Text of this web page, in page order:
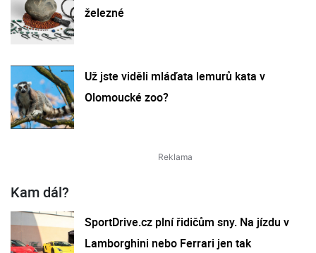
železné
Už jste viděli mláďata lemurů kata v
Olomoucké zoo?
Kam dál?
SportDrive.cz plní řidičům sny. Na jízdu v
Lamborghini nebo Ferrari jen tak